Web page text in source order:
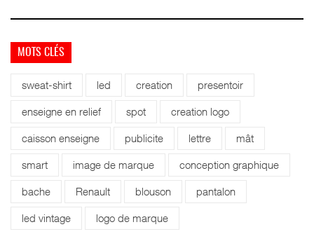
MOTS CLÉS
sweat-shirt led creation presentoir
enseigne en relief spot creation logo
caisson enseigne publicite lettre mât
smart image de marque conception graphique
bache Renault blouson pantalon
led vintage logo de marque